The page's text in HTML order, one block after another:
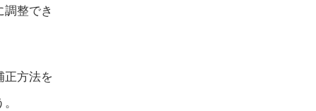
整でき
正方法を